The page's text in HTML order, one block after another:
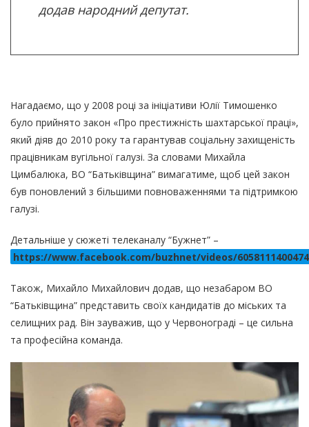
додав народний депутат.
Нагадаємо, що у 2008 році за ініціативи Юлії Тимошенко
було прийнято закон «Про престижність шахтарської праці»,
який діяв до 2010 року та гарантував соціальну захищеність
працівникам вугільної галузі. За словами Михайла
Цимбалюка, ВО “Батьківщина” вимагатиме, щоб цей закон
був поновлений з більшими повноваженнями та підтримкою
галузі.
Детальніше у сюжеті телеканалу “Бужнет” –
https://www.facebook.com/buzhnet/videos/
Також, Михайло Михайлович додав, що незабаром ВО
“Батьківщина” представить своїх кандидатів до міських та
селищних рад. Він зауважив, що у Червонограді – це сильна
та професійна команда.